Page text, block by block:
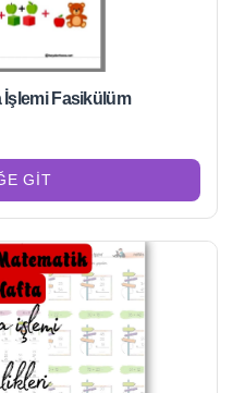
İşlemi Fasikülüm
GIT